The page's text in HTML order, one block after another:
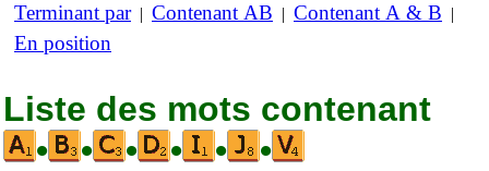
Terminant par| Contenant AB | Contenant A & B |
En position
Liste des mots contenant
•
• • • • •